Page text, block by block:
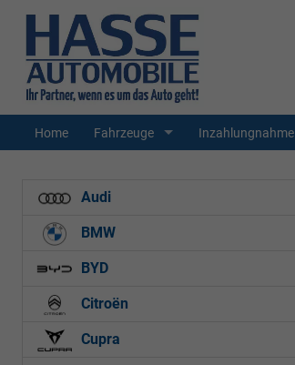
Home Fahrzeuge Inzahlungnahme
Audi
BMW
BYD
Citroën
Cupra